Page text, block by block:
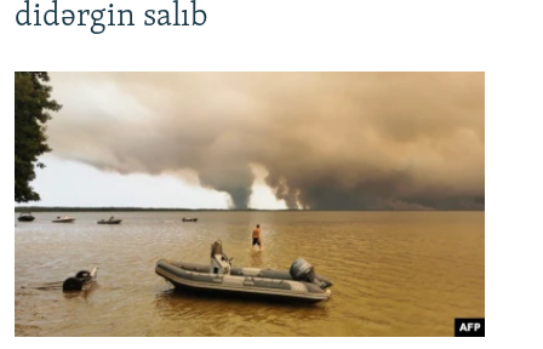
didərgin salıb